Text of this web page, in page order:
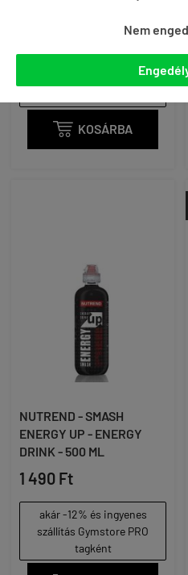
Nem
szállítás Gymstore PRO
 KOSÁRBA
NUTREND - SMASH
ENERGY UP - ENERGY
DRINK - 500 ML
1 490 Ft
akár -12% és ingyenes
szállítás Gymstore PRO
tagként